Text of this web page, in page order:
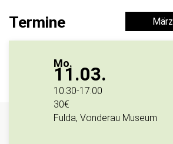
Termine März
Mo.
11.03.
10:30-17:00
30€
Fulda, Vonderau Museum